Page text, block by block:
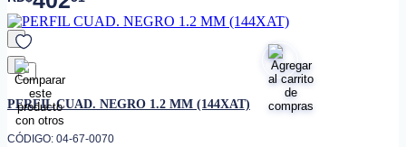
favorito
PERFIL CUAD. NEGRO 1.2 MM (144XAT)
CÓDIGO: 04-67-0070